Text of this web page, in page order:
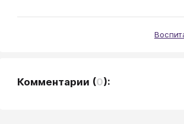
Комментарии (0):